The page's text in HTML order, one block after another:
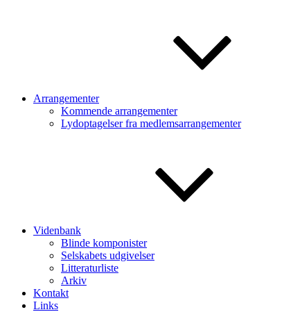
Arrangementer
Kommende arrangementer
Lydoptagelser fra medlemsarrangementer
Videnbank
Blinde komponister
Selskabets udgivelser
Litteraturliste
Arkiv
Kontakt
Links